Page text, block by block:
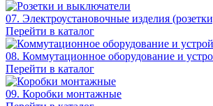
07. Электроустановочные изделия
Перейти в каталог
08. Коммутационное оборудование и
Перейти в каталог
09. Коробки монтажные